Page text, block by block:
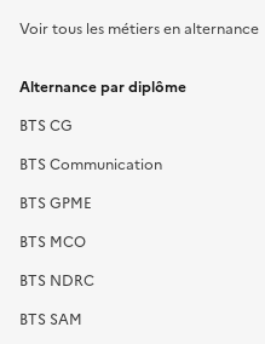
Voir tous les métiers en alternance
Alternance par diplôme
BTS CG
BTS Communication
BTS GPME
BTS MCO
BTS NDRC
BTS SAM